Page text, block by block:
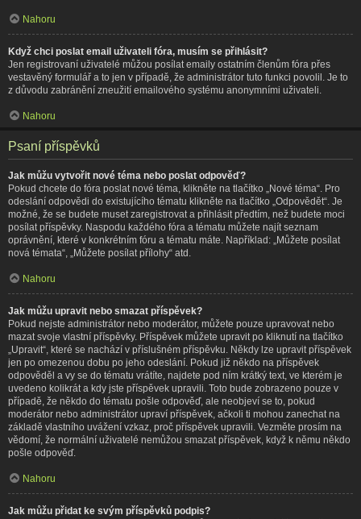
Nahoru
Když chci poslat email uživateli fóra, musím se přihlásit?
Jen registrovaní uživatelé můžou posílat emaily ostatním členům fóra přes
vestavěný formulář a to jen v případě, že administrátor tuto funkci povolil. Je to
z důvodu zabránění zneužití emailového systému anonymními uživateli.
Nahoru
Psaní příspěvků
Jak můžu vytvořit nové téma nebo poslat odpověď?
Pokud chcete do fóra poslat nové téma, klikněte na tlačítko „Nové téma“. Pro
odeslání odpovědi do existujícího tématu klikněte na tlačítko „Odpovědět“. Je
možné, že se budete muset zaregistrovat a přihlásit předtím, než budete moci
posílat příspěvky. Naspodu každého fóra a tématu můžete najít seznam
oprávnění, které v konkrétním fóru a tématu máte. Například: „Můžete posílat
nová témata“, „Můžete posílat přílohy“ atd.
Nahoru
Jak můžu upravit nebo smazat příspěvek?
Pokud nejste administrátor nebo moderátor, můžete pouze upravovat nebo
mazat svoje vlastní příspěvky. Příspěvek můžete upravit po kliknutí na tlačítko
„Upravit“, které se nachází v příslušném příspěvku. Někdy lze upravit příspěvek
jen po omezenou dobu po jeho odeslání. Pokud již někdo na příspěvek
odpověděl a vy se do tématu vrátíte, najdete pod ním krátký text, ve kterém je
uvedeno kolikrát a kdy jste příspěvek upravili. Toto bude zobrazeno pouze v
případě, že někdo do tématu pošle odpověď, ale neobjeví se to, pokud
moderátor nebo administrátor upraví příspěvek, ačkoli ti mohou zanechat na
základě vlastního uvážení vzkaz, proč příspěvek upravili. Vezměte prosím na
vědomí, že normální uživatelé nemůžou smazat příspěvek, když k němu někdo
pošle odpověď.
Nahoru
Jak můžu přidat ke svým příspěvků podpis?